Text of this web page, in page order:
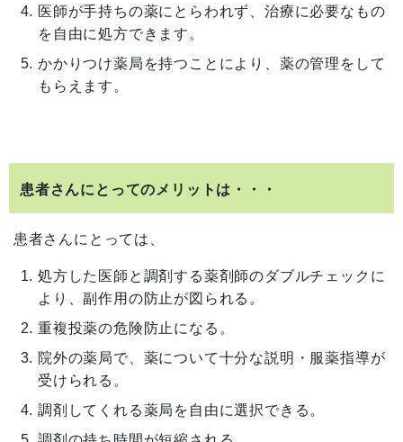
医師が手持ちの薬にとらわれず、治療に必要なもの
を自由に処方できます。
かかりつけ薬局を持つことにより、薬の管理をして
もらえます。
患者さんにとってのメリットは・・・
患者さんにとっては、
処方した医師と調剤する薬剤師のダブルチェックに
より、副作用の防止が図られる。
重複投薬の危険防止になる。
院外の薬局で、薬について十分な説明・服薬指導が
受けられる。
調剤してくれる薬局を自由に選択できる。